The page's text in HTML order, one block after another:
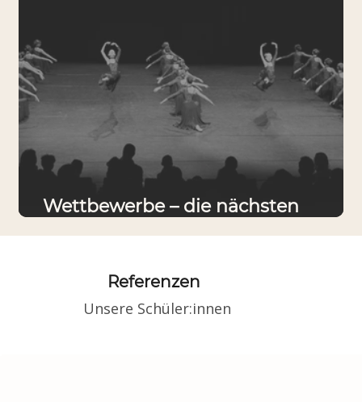
Wettbewerbe – die nächsten
Referenzen
Unsere Schüler:innen